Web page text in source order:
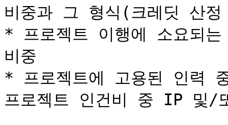
비중과 그 형식(크레딧 산
* 프로젝트 이행에 소요되
비중
* 프로젝트에 고용된 인력
프로젝트 인건비 중 IP 및/